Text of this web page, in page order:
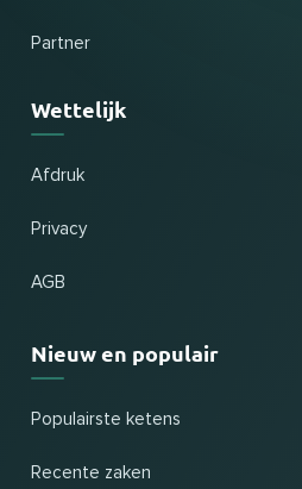
Partner
Wettelijk
Afdruk
Privacy
AGB
Nieuw en populair
Populairste ketens
Recente zaken